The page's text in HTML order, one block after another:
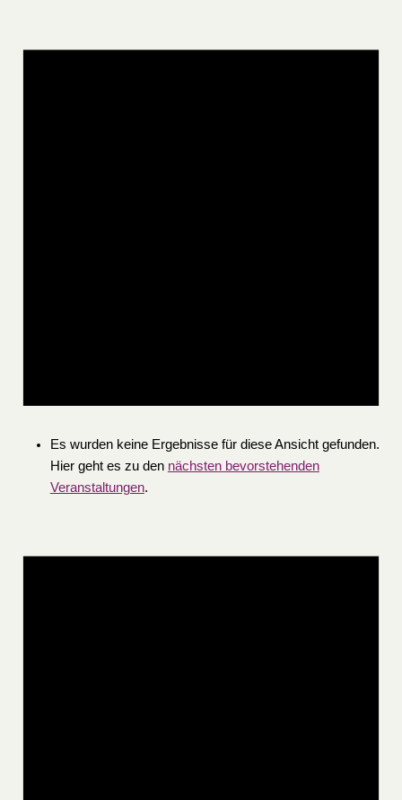
Es wurden keine Ergebnisse für diese Ansicht gefunden.
Hier geht es zu den nächsten bevorstehenden
Veranstaltungen.